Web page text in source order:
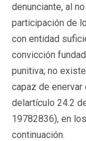
denunciante, al
participación de
con entidad
convicción
punitiva; no
capaz de
delartículo 24.2
19782836), en
continuación.